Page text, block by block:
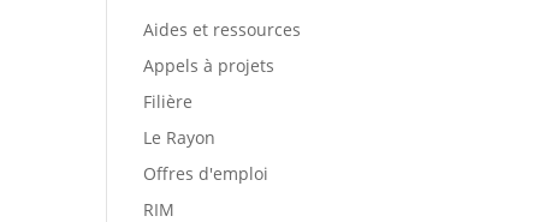
Aides et ressources
Appels à projets
Filière
Le Rayon
Offres d'emploi
RIM